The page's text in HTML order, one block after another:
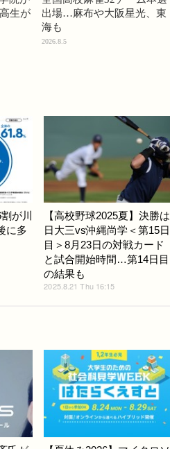
生が
出場…麻布や大阪星光、東
海も
2026.8.5
が川
に多
【高校野球2025夏】決勝は
日大三vs沖縄尚学＜第15日
目＞8月23日の対戦カード
と試合開始時間…第14日目
の結果も
2025.8.21 Thu 16:15